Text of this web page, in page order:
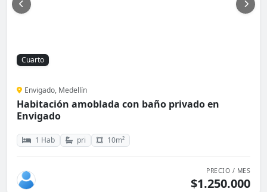
Cuarto
Envigado, Medellín
Habitación amoblada con baño privado en
Envigado
1 Hab pri 10m²
PRECIO / MES
$1.250.000